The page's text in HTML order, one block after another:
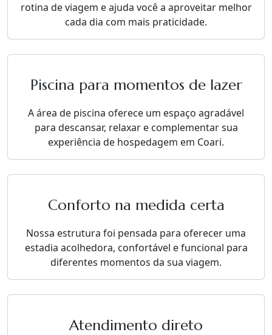
rotina de viagem e ajuda você a aproveitar melhor
cada dia com mais praticidade.
Piscina para momentos de lazer
A área de piscina oferece um espaço agradável
para descansar, relaxar e complementar sua
experiência de hospedagem em Coari.
Conforto na medida certa
Nossa estrutura foi pensada para oferecer uma
estadia acolhedora, confortável e funcional para
diferentes momentos da sua viagem.
Atendimento direto